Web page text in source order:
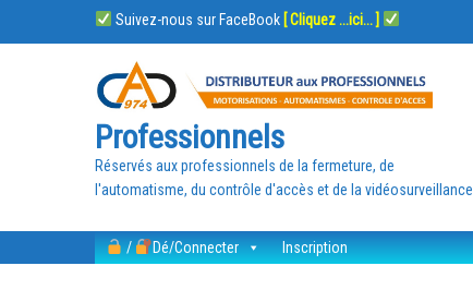
Suivez-nous sur FaceBook [ Cliquez ...ici... ]
Professionnels
Réservés aux professionnels de la fermeture, de
l'automatisme, du contrôle d'accès et de la vidéosurveillance.
/ Dé/Connecter Inscription